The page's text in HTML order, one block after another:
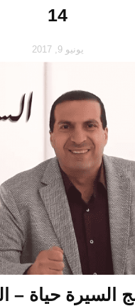
14
يونيو 9, 2017
السيرة حياة –